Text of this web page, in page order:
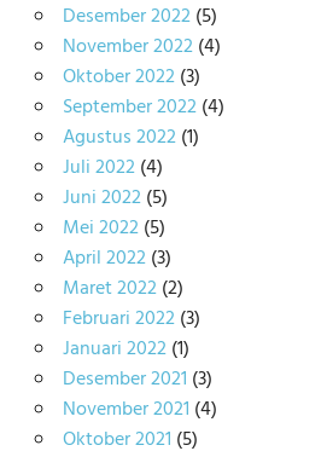
Desember 2022(5)
November 2022(4)
Oktober 2022(3)
September 2022(4)
Agustus 2022(1)
Juli 2022(4)
Juni 2022(5)
Mei 2022(5)
April 2022(3)
Maret 2022(2)
Februari 2022(3)
Januari 2022(1)
Desember 2021 (3)
November 2021 (4)
Oktober 2021 (5)